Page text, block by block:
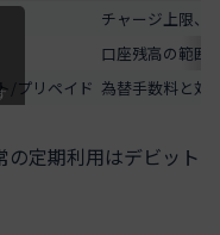
チャージ上限、
口座残高の範囲
/プリペイド 為替手数料と対
定期利用はデビット